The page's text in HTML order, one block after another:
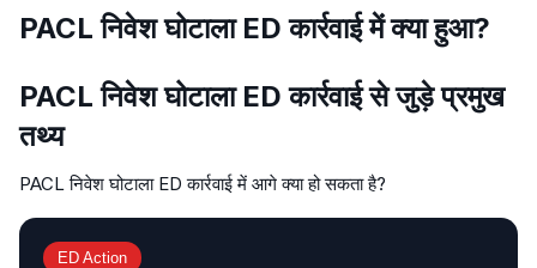
PACL निवेश घोटाला ED कार्रवाई में क्या हुआ?
PACL निवेश घोटाला ED कार्रवाई से जुड़े प्रमुख
तथ्य
PACL निवेश घोटाला ED कार्रवाई में आगे क्या हो सकता है?
ED Action